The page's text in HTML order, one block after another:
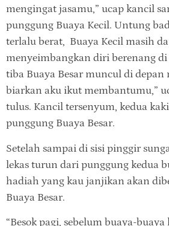
mengingat jasamu,” ucap kancil
punggung Buaya Kecil. Untung
terlalu berat, Buaya Kecil masih
menyeimbangkan diri berenang
tiba Buaya Besar muncul di depan
biarkan aku ikut membantumu,”
tulus. Kancil tersenyum, kedua
punggung Buaya Besar.
Setelah sampai di sisi pinggir
lekas turun dari punggung kedua
hadiah yang kau janjikan akan
Buaya Besar.
“Besok pagi, sebelum buaya-